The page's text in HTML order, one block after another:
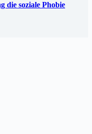
die soziale Phobie